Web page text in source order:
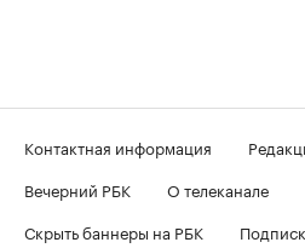
Контактная информация
Вечерний РБК
О телеканале
Скрыть баннеры на РБК